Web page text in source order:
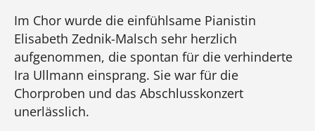
Im Chor wurde die einfühlsame Pianistin
Elisabeth Zednik-Malsch sehr herzlich
aufgenommen, die spontan für die verhinderte
Ira Ullmann einsprang. Sie war für die
Chorproben und das Abschlusskonzert
unerlässlich.